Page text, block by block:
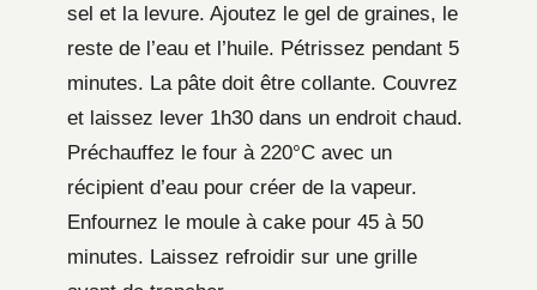
sel et la levure. Ajoutez le gel de graines, le
reste de l’eau et l’huile. Pétrissez pendant 5
minutes. La pâte doit être collante. Couvrez
et laissez lever 1h30 dans un endroit chaud.
Préchauffez le four à 220°C avec un
récipient d’eau pour créer de la vapeur.
Enfournez le moule à cake pour 45 à 50
minutes. Laissez refroidir sur une grille